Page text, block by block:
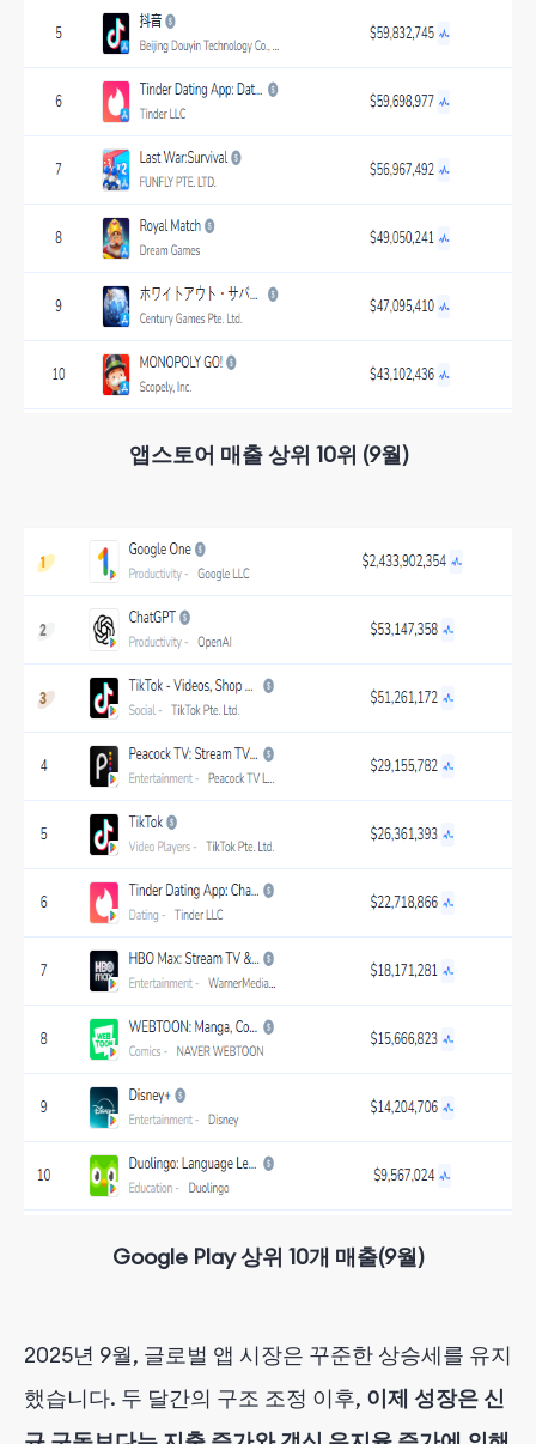
앱스토어 매출 상위 10위 (9월)
Google Play 상위 10개 매출(9월)
2025년 9월, 글로벌 앱 시장은 꾸준한 상승세를 유지
했습니다. 두 달간의 구조 조정 이후, 이제 성장은 신